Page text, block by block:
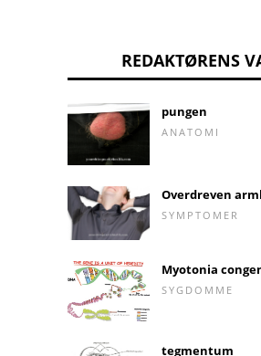
REDAKTØRENS
pungen
ANATOMI
Overdreven
SYMPTOMER
Myotonia
SYGDOMME
tegmentum